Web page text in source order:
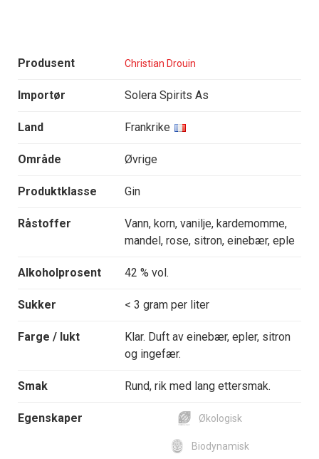
Produsent Christian Drouin
Importør Solera Spirits As
Land Frankrike
Område Øvrige
Produktklasse Gin
Råstoffer
Vann, korn, vanilje, kardemomme,
mandel, rose, sitron, einebær, eple
Alkoholprosent 42 % vol.
Sukker < 3 gram per liter
Farge / lukt
Klar. Duft av einebær, epler, sitron
og ingefær.
Smak Rund, rik med lang ettersmak.
Egenskaper Økologisk
Biodynamisk